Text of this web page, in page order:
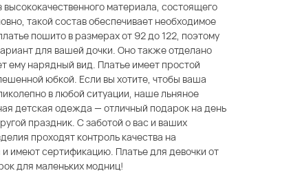
материала, состоящего
такой состав обеспечивает необходимое
пошито в размерах от 92 до 122, поэтому
для вашей дочки. Оно также отделано
ему нарядный вид. Платье имеет простой
юбкой. Если вы хотите, чтобы ваша
в любой ситуации, наше льняное
детская одежда — отличный подарок на день
праздник. С заботой о вас и ваших
проходят контроль качества на
имеют сертификацию. Платье для девочки от
для маленьких модниц!